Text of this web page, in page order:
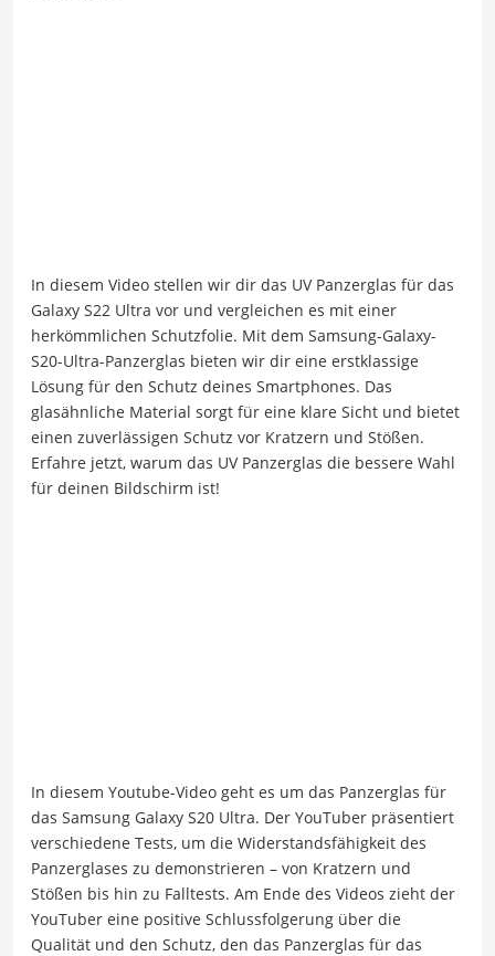
In diesem Video stellen wir dir das UV Panzerglas für das
Galaxy S22 Ultra vor und vergleichen es mit einer
herkömmlichen Schutzfolie. Mit dem Samsung-Galaxy-
S20-Ultra-Panzerglas bieten wir dir eine erstklassige
Lösung für den Schutz deines Smartphones. Das
glasähnliche Material sorgt für eine klare Sicht und bietet
einen zuverlässigen Schutz vor Kratzern und Stößen.
Erfahre jetzt, warum das UV Panzerglas die bessere Wahl
für deinen Bildschirm ist!
In diesem Youtube-Video geht es um das Panzerglas für
das Samsung Galaxy S20 Ultra. Der YouTuber präsentiert
verschiedene Tests, um die Widerstandsfähigkeit des
Panzerglases zu demonstrieren – von Kratzern und
Stößen bis hin zu Falltests. Am Ende des Videos zieht der
YouTuber eine positive Schlussfolgerung über die
Qualität und den Schutz, den das Panzerglas für das